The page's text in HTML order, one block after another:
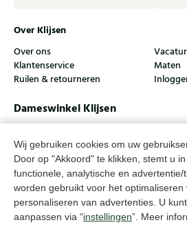
Wij gebruiken cookies om uw
Door op "Akkoord" te klikken, stemt u
functionele, analytische en
worden gebruikt voor het
personaliseren van advertenties. U
aanpassen via “instellingen”. Meer
Over Klijsen
Over ons
Klantenservice
Maten
Ruilen & retourneren
Dameswinkel Klijsen
Klantenservice
Volg ons